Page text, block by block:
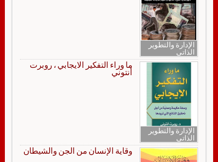
الإدارة والتطوير
الذاتي
الإدارة والتطوير
الذاتي
ما وراء التفكير الايجابي ، روبرت
أنتوني
وقاية الإنسان من الجن والشيطان